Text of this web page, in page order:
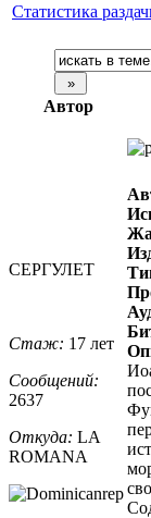
Статистика
Автор
СЕРГУЛЕТ
Стаж: 17 лет
Сообщений:
2637
Откуда: LA
ROMANA